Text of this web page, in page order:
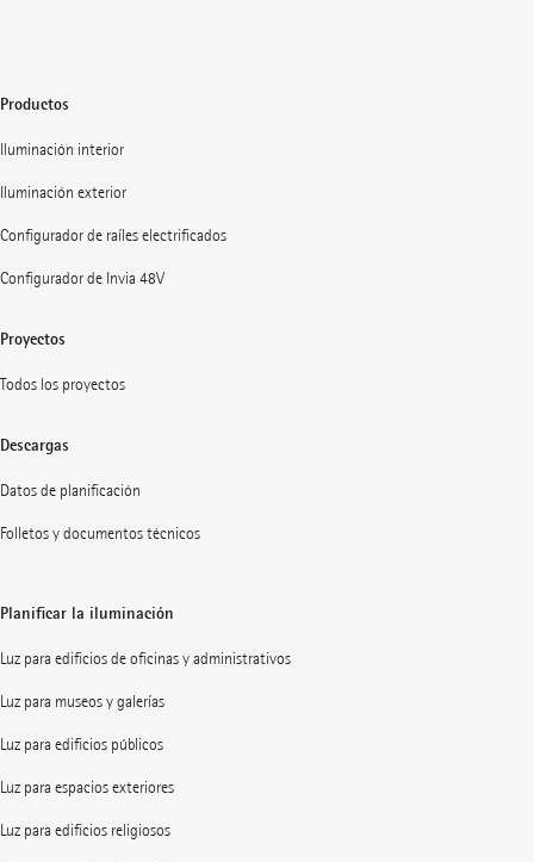
Productos
Iluminación interior
Iluminación exterior
Configurador de raíles electrificados
Configurador de Invia 48V
Proyectos
Todos los proyectos
Descargas
Datos de planificación
Folletos y documentos técnicos
Planificar la iluminación
Luz para edificios de oficinas y administrativos
Luz para museos y galerías
Luz para edificios públicos
Luz para espacios exteriores
Luz para edificios religiosos